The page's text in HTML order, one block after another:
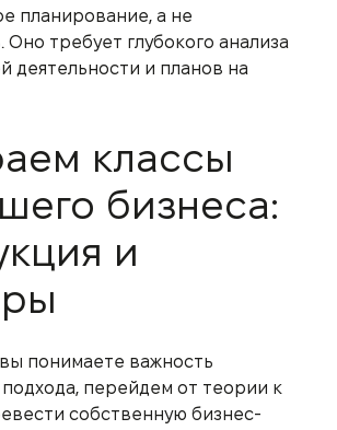
планирование, а не
Оно требует глубокого анализа
деятельности и планов на
классы
бизнеса:
и
понимаете важность
перейдем от теории к
собственную бизнес-